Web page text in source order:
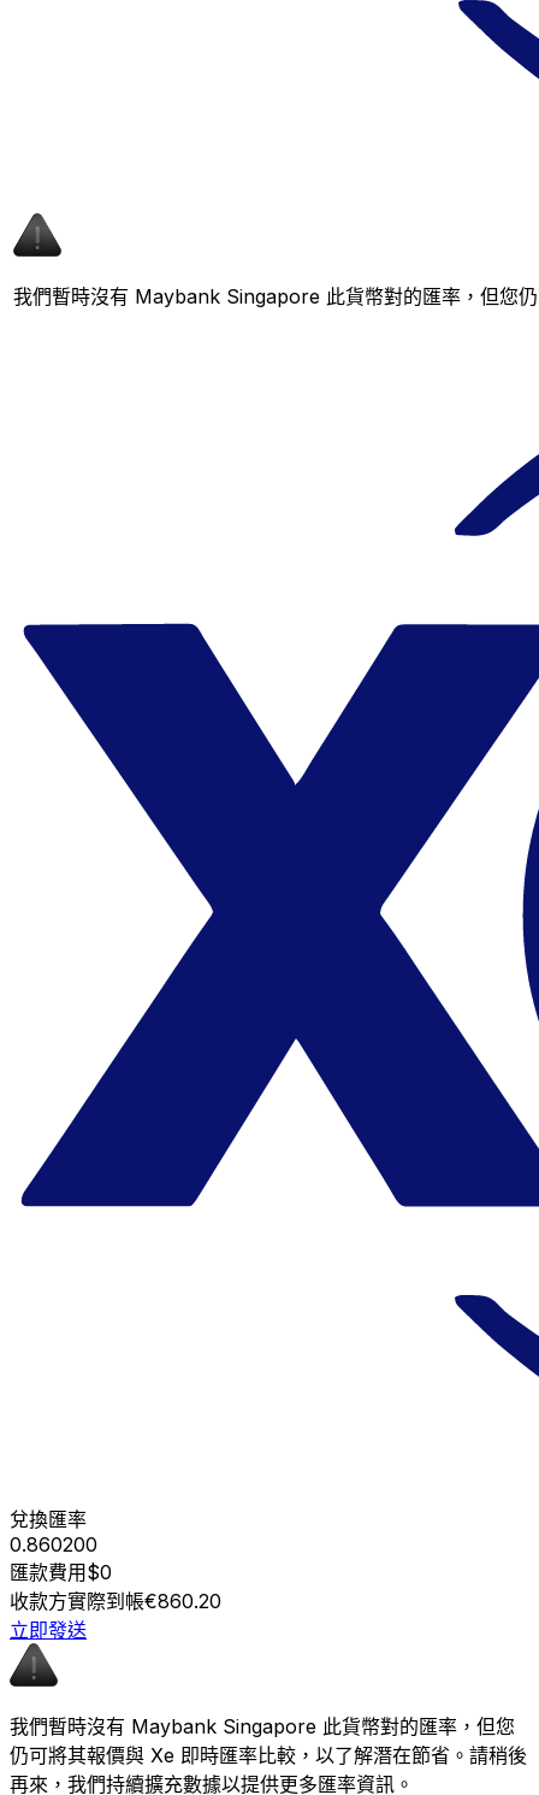
我們暫時沒有 Maybank Singapore 此貨幣對的匯率，但您
兌換匯率
0.860200
匯款費用$0
收款方實際到帳€860.20
立即發送
我們暫時沒有 Maybank Singapore 此貨幣對的匯率，但您
仍可將其報價與 Xe 即時匯率比較，以了解潛在節省。請稍後
再來，我們持續擴充數據以提供更多匯率資訊。